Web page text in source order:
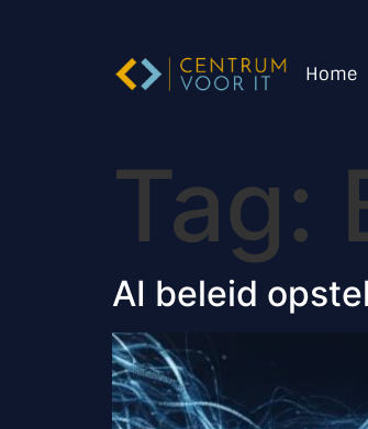
Home
Tag:
AI beleid